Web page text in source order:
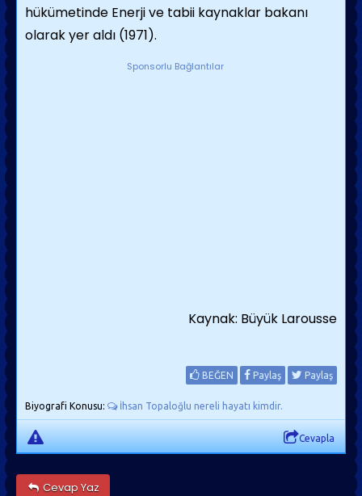
hükümetinde Enerji ve tabii kaynaklar bakanı
olarak yer aldı (1971).
Sponsorlu Bağlantılar
Kaynak: Büyük Larousse
BEĞEN Paylaş Paylaş
Biyografi Konusu: İhsan Topaloğlu nereli hayatı kimdir.
Cevapla
Cevap Yaz